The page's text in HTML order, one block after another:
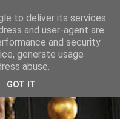
to deliver its services
and user-agent are
and security
generate usage
abuse.
GOT IT